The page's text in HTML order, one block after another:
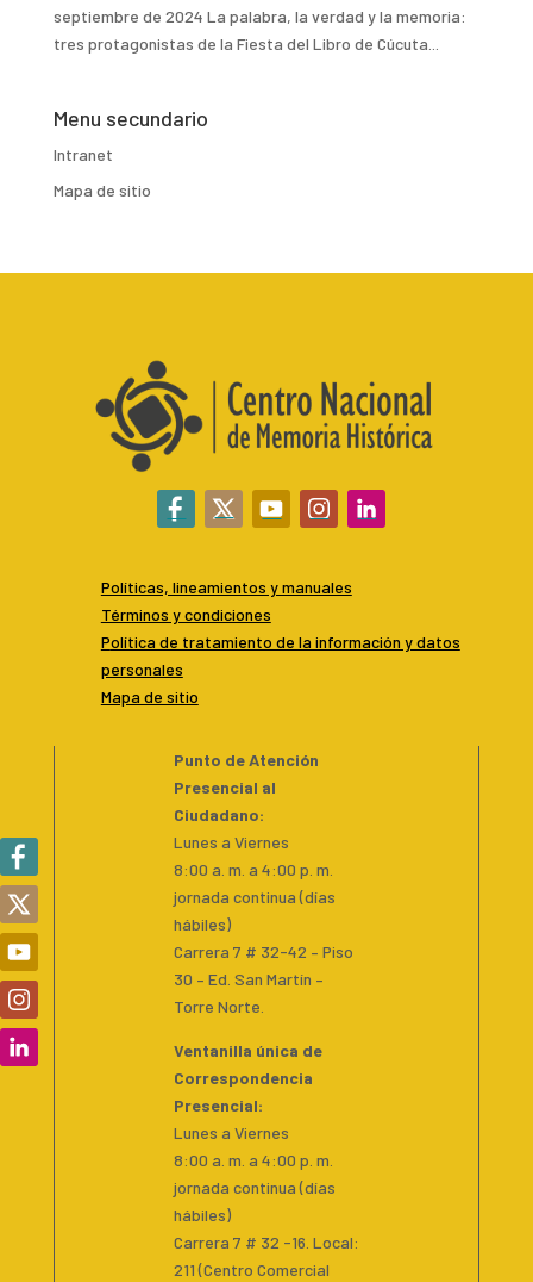
septiembre de 2024 La palabra, la verdad y la memoria:
tres protagonistas de la Fiesta del Libro de Cúcuta...
Menu secundario
Intranet
Mapa de sitio
Políticas, lineamientos y manuales
Términos y condiciones
Política de tratamiento de la información y datos
personales
Mapa de sitio
Punto de Atención
Presencial al
Ciudadano:
Lunes a Viernes
8:00 a. m. a 4:00 p. m.
jornada continua (días
hábiles)
Carrera 7 # 32-42 – Piso
30 – Ed. San Martín –
Torre Norte.
Ventanilla única de
Correspondencia
Presencial:
Lunes a Viernes
8:00 a. m. a 4:00 p. m.
jornada continua (días
hábiles)
Carrera 7 # 32 -16. Local:
211 (Centro Comercial